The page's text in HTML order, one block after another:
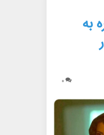
به
۰